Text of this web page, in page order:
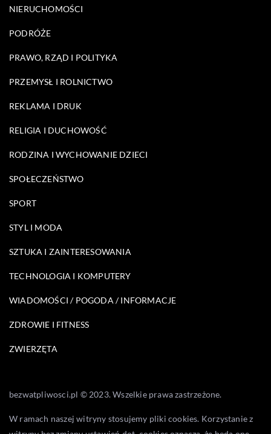
NIERUCHOMOŚCI
PODRÓŻE
PRAWO, RZĄD I POLITYKA
PRZEMYSŁ I ROLNICTWO
REKLAMA I DRUK
RELIGIA I DUCHOWOŚĆ
RODZINA I WYCHOWANIE DZIECI
SPOŁECZEŃSTWO
SPORT
STYL I MODA
SZTUKA I ZAINTERESOWANIA
TECHNOLOGIA I KOMPUTERY
WIADOMOŚCI / POGODA / INFORMACJE
ZDROWIE I FITNESS
ZWIERZĘTA
bezwatpliwosci.pl © 2023. Wszelkie prawa zastrzeżone.
W ramach naszej witryny stosujemy pliki cookies. Korzystanie z